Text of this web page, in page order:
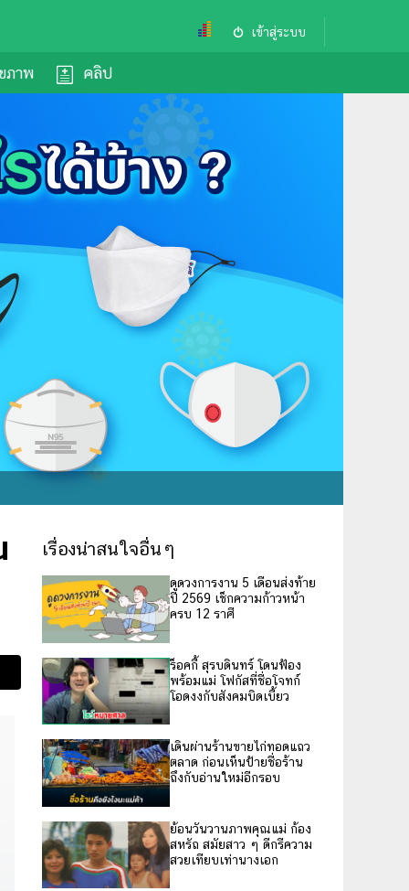
เข้าสู่ระบบ
ภาพ คลิป
เรื่องน่าสนใจอื่นๆ
ดูดวงการงาน 5 เดือนส่งท้าย
ปี 2569 เช็กความก้าวหน้า
ครบ 12 ราศี
ร็อคกี้ สุรบดินทร์ โดนฟ้อง
พร้อมแม่ โฟกัสที่ชื่อโจทก์
โอดงงกับสังคมบิดเบี้ยว
เดินผ่านร้านขายไก่ทอดแถว
ตลาด ก่อนเห็นป้ายชื่อร้าน
ถึงกับอ่านใหม่อีกรอบ
ย้อนวันวานภาพคุณแม่ ก้อง
สหรัถ สมัยสาว ๆ ดีกรีความ
สวยเทียบเท่านางเอก